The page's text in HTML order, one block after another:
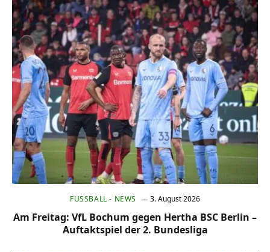
FUSSBALL - NEWS 3. August 2026
Am Freitag: VfL Bochum gegen Hertha BSC Berlin –
Auftaktspiel der 2. Bundesliga